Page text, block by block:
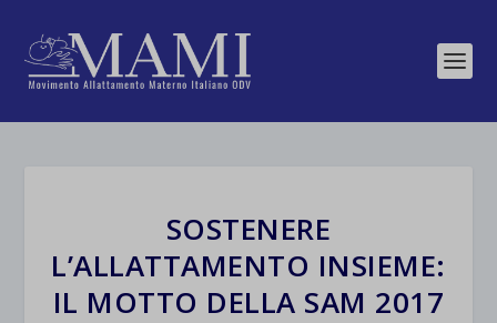
SOSTENERE
L’ALLATTAMENTO INSIEME:
IL MOTTO DELLA SAM 2017